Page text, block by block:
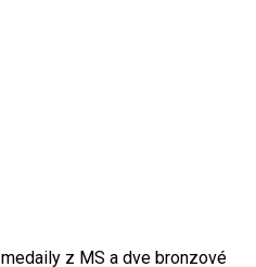
z MS a dve bronzové